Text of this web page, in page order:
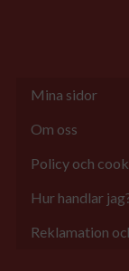
Mina sidor
Om oss
Policy och
Hur handlar
Reklamation